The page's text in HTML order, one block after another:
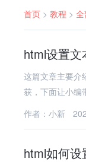
首页 > 教程 >
html设置
这篇文章主要介
获，下面让小编
作者：小新
html如何